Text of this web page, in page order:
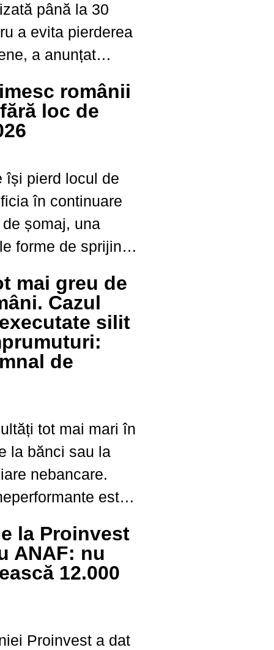
până la 30
a evita pierderea
a anunțat
a subliniat, în
comisiile de
românii
loc de
își pierd locul de
în continuare
șomaj, una
forme de sprijin
în funcție
și de
mai greu de
Cazul
silit
de
tot mai mari în
la bănci sau la
nebancare.
este
cererilor
privire la
la Proinvest
ANAF: nu
12.000
Proinvest a dat